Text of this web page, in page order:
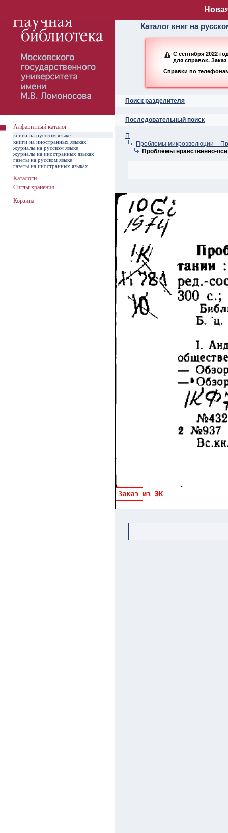
Алфавитный
Каталог книг на
С сентября 2022
для справок.
Справки по
Поиск разделителя
Последовательный поиск
П
Проблемы микроэволюции –
Проблемы нравственно-
Заказ из ЭК
Алфавитный каталог
книги на русском языке
книги на иностранных языках
журналы на русском языке
журналы на иностранных языках
газеты на русском языке
газеты на иностранных языках
Каталоги
Сиглы хранения
Корзина